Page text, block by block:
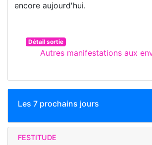
encore aujourd'hui.
Détail sortie
Autres manifestations aux
Les 7 prochains jours
FESTITUDE